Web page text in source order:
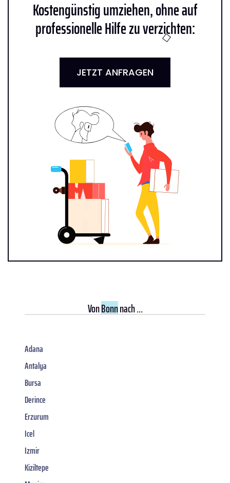
Kostengünstig umziehen, ohne auf
professionelle Hilfe zu verzichten:
JETZT ANFRAGEN
VonBonnnach ...
Adana
Antalya
Bursa
Derince
Erzurum
Icel
Izmir
Kiziltepe